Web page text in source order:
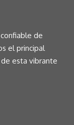
de
el principal
esta vibrante